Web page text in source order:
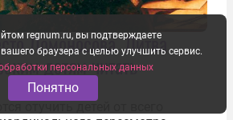
Ломоносова. Литва
детям читать
regnum.ru, вы подтверждаете
браузера с целью улучшить сервис.
персональных данных
Понятно